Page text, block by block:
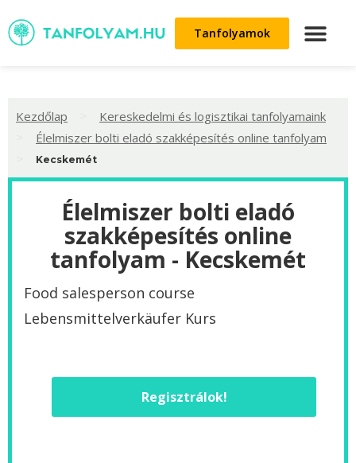
Tanfolyamok
Kezdőlap Kereskedelmi és logisztikai tanfolyamaink
Élelmiszer bolti eladó szakképesítés online tanfolyam
Kecskemét
Élelmiszer bolti eladó
szakképesítés online
tanfolyam - Kecskemét
Food salesperson course
Lebensmittelverkäufer Kurs
Regisztrálok!